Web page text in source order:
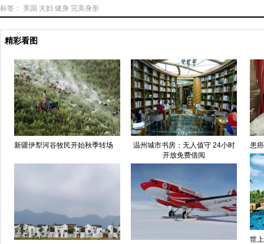
标签： 美国 夫妇 健身 完美身形
精彩看图
新疆伊犁河谷牧民开始秋季转场
温州城市书房：无人值守 24小时
开放免费借阅
患
世